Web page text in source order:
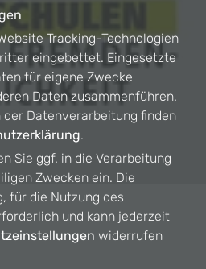
Tracking-Technologien
eingebettet. Eingesetzte
für eigene Zwecke
Daten zusammenführen.
Datenverarbeitung finden
.
Sie ggf. in die Verarbeitung
Zwecken ein. Die
für die Nutzung des
und kann jederzeit
widerrufen